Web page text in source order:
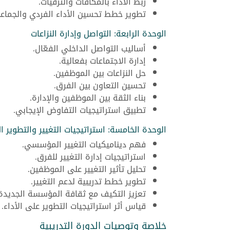
تطوير خطط تحسين الأداء الفردي
الوحدة الرابعة: التواصل وإدارة النزاعات
أساليب التواصل الداخلي الفعّال.
إدارة الاجتماعات بفعالية.
حل النزاعات بين الموظفين.
تحسين التعاون بين الفرق.
بناء الثقة بين الموظفين والإدارة.
تطبيق استراتيجيات التفاوض الإيجابي.
الوحدة الخامسة: استراتيجيات التغيير
فهم ديناميكيات التغيير المؤسسي.
استراتيجيات إدارة التغيير للفرق.
تحليل تأثير التغيير على الموظفين.
تطوير خطط تدريبية لدعم التغيير.
تعزيز التكيف مع ثقافة المؤسسة
قياس أثر استراتيجيات التطوير على الأداء.
خلاصة وتوصيات الدورة التدريبية